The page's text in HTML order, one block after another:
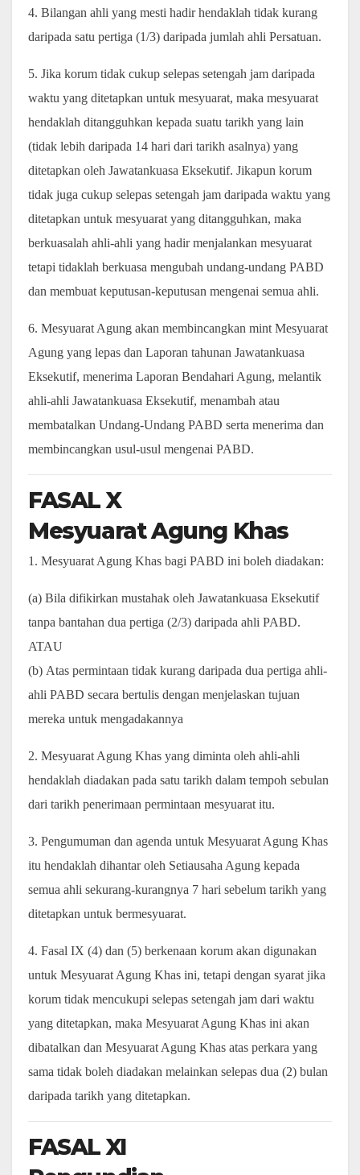
4. Bilangan ahli yang mesti hadir hendaklah tidak kurang
daripada satu pertiga (1/3) daripada jumlah ahli Persatuan.
5. Jika korum tidak cukup selepas setengah jam daripada
waktu yang ditetapkan untuk mesyuarat, maka mesyuarat
hendaklah ditangguhkan kepada suatu tarikh yang lain
(tidak lebih daripada 14 hari dari tarikh asalnya) yang
ditetapkan oleh Jawatankuasa Eksekutif. Jikapun korum
tidak juga cukup selepas setengah jam daripada waktu yang
ditetapkan untuk mesyuarat yang ditangguhkan, maka
berkuasalah ahli-ahli yang hadir menjalankan mesyuarat
tetapi tidaklah berkuasa mengubah undang-undang PABD
dan membuat keputusan-keputusan mengenai semua ahli.
6. Mesyuarat Agung akan membincangkan mint Mesyuarat
Agung yang lepas dan Laporan tahunan Jawatankuasa
Eksekutif, menerima Laporan Bendahari Agung, melantik
ahli-ahli Jawatankuasa Eksekutif, menambah atau
membatalkan Undang-Undang PABD serta menerima dan
membincangkan usul-usul mengenai PABD.
FASAL X
Mesyuarat Agung Khas
1. Mesyuarat Agung Khas bagi PABD ini boleh diadakan:
(a) Bila difikirkan mustahak oleh Jawatankuasa Eksekutif
tanpa bantahan dua pertiga (2/3) daripada ahli PABD.
ATAU
(b) Atas permintaan tidak kurang daripada dua pertiga ahli-
ahli PABD secara bertulis dengan menjelaskan tujuan
mereka untuk mengadakannya
2. Mesyuarat Agung Khas yang diminta oleh ahli-ahli
hendaklah diadakan pada satu tarikh dalam tempoh sebulan
dari tarikh penerimaan permintaan mesyuarat itu.
3. Pengumuman dan agenda untuk Mesyuarat Agung Khas
itu hendaklah dihantar oleh Setiausaha Agung kepada
semua ahli sekurang-kurangnya 7 hari sebelum tarikh yang
ditetapkan untuk bermesyuarat.
4. Fasal IX (4) dan (5) berkenaan korum akan digunakan
untuk Mesyuarat Agung Khas ini, tetapi dengan syarat jika
korum tidak mencukupi selepas setengah jam dari waktu
yang ditetapkan, maka Mesyuarat Agung Khas ini akan
dibatalkan dan Mesyuarat Agung Khas atas perkara yang
sama tidak boleh diadakan melainkan selepas dua (2) bulan
daripada tarikh yang ditetapkan.
FASAL XI